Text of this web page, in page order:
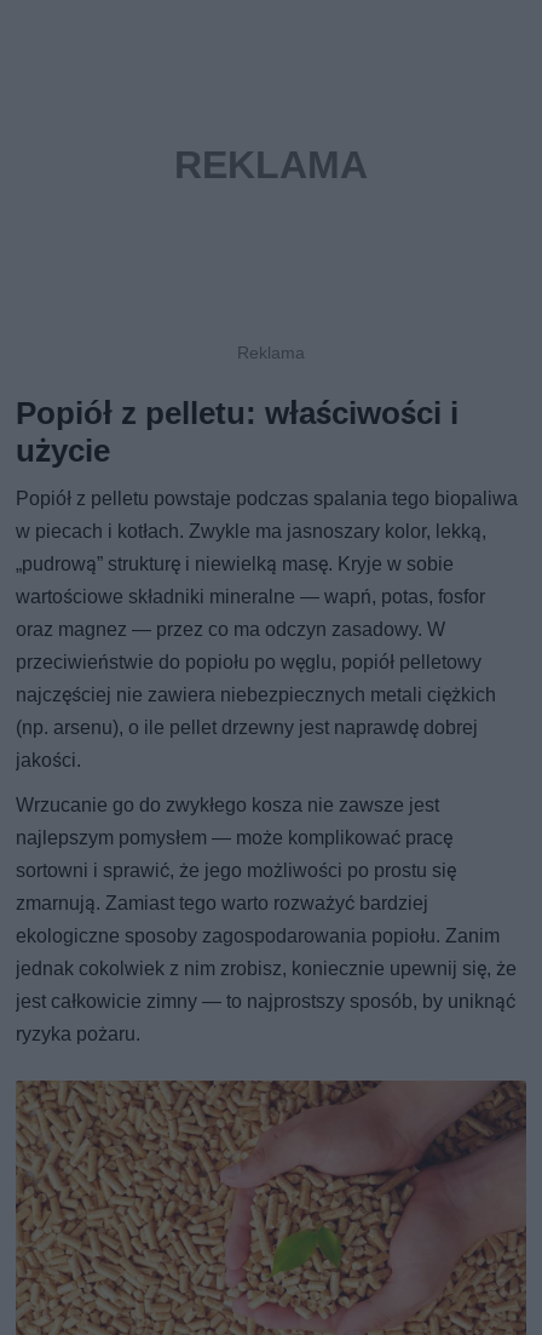
Popiół z pelletu: właściwości i
użycie
Popiół z pelletu powstaje podczas spalania tego biopaliwa
w piecach i kotłach. Zwykle ma jasnoszary kolor, lekką,
„pudrową” strukturę i niewielką masę. Kryje w sobie
wartościowe składniki mineralne — wapń, potas, fosfor
oraz magnez — przez co ma odczyn zasadowy. W
przeciwieństwie do popiołu po węglu, popiół pelletowy
najczęściej nie zawiera niebezpiecznych metali ciężkich
(np. arsenu), o ile pellet drzewny jest naprawdę dobrej
jakości.
Wrzucanie go do zwykłego kosza nie zawsze jest
najlepszym pomysłem — może komplikować pracę
sortowni i sprawić, że jego możliwości po prostu się
zmarnują. Zamiast tego warto rozważyć bardziej
ekologiczne sposoby zagospodarowania popiołu. Zanim
jednak cokolwiek z nim zrobisz, koniecznie upewnij się, że
jest całkowicie zimny — to najprostszy sposób, by uniknąć
ryzyka pożaru.